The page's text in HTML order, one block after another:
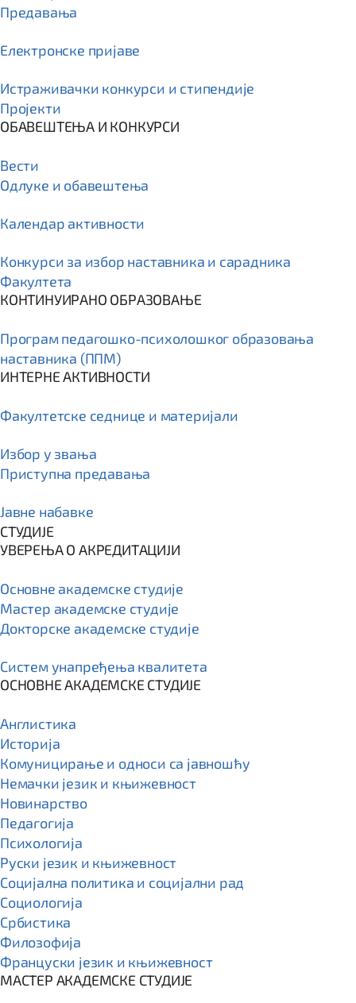
Предавања
Електронске пријаве
Истраживачки конкурси и стипендије
Пројекти
ОБАВЕШТЕЊА И КОНКУРСИ
Вести
Одлуке и обавештења
Календар активности
Конкурси за избор наставника и сарадника
Факултета
КОНТИНУИРАНО ОБРАЗОВАЊЕ
Програм пeдагошко-психолошког образовања
наставника (ППМ)
ИНТЕРНЕ АКТИВНОСТИ
Факултетске седнице и материјали
Избор у звања
Приступна предавања
Јавне набавке
СТУДИЈЕ
УВЕРЕЊА О АКРЕДИТАЦИЈИ
Основне академске студије
Мастер академске студије
Докторске академске студије
Систем унапређења квалитета
ОСНОВНЕ АКАДЕМСКЕ СТУДИЈЕ
Англистика
Историја
Комуницирање и односи са јавношћу
Немачки језик и књижевност
Новинарство
Педагогија
Психологија
Руски језик и књижевност
Социјална политика и социјални рад
Социологија
Србистика
Филозофија
Француски језик и књижевност
МАСТЕР АКАДЕМСКЕ СТУДИЈЕ